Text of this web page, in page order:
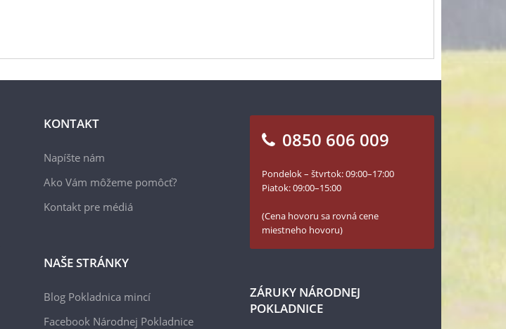
KONTAKT
Napíšte nám
Ako Vám môžeme pomôcť?
Kontakt pre médiá
NAŠE STRÁNKY
Blog Pokladnica mincí
Facebook Národnej Pokladnice
0850 606 009
Pondelok – štvrtok: 09:00–17:00
Piatok: 09:00–15:00
(Cena hovoru sa rovná cene
miestneho hovoru)
ZÁRUKY NÁRODNEJ
POKLADNICE